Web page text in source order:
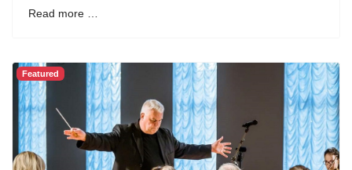
Read more …
Featured